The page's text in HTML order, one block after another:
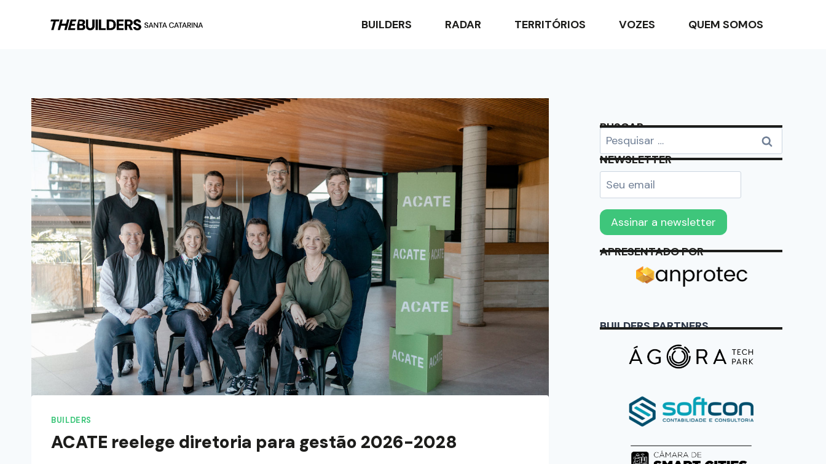
BUILDERS RADAR TERRITÓRIOS VOZES QUEM SOMOS
BUILDERS
ACATE reelege diretoria para gestão 2026-2028
BUSCAR
NEWSLETTER
APRESENTADO POR
BUILDERS PARTNERS